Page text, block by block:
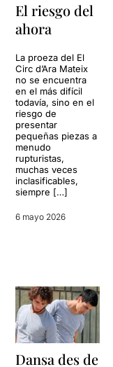
El riesgo del
ahora
La proeza del El
Circ d’Ara Mateix
no se encuentra
en el más difícil
todavía, sino en el
riesgo de
presentar
pequeñas piezas a
menudo
rupturistas,
muchas veces
inclasificables,
siempre […]
6 mayo 2026
Dansa des de